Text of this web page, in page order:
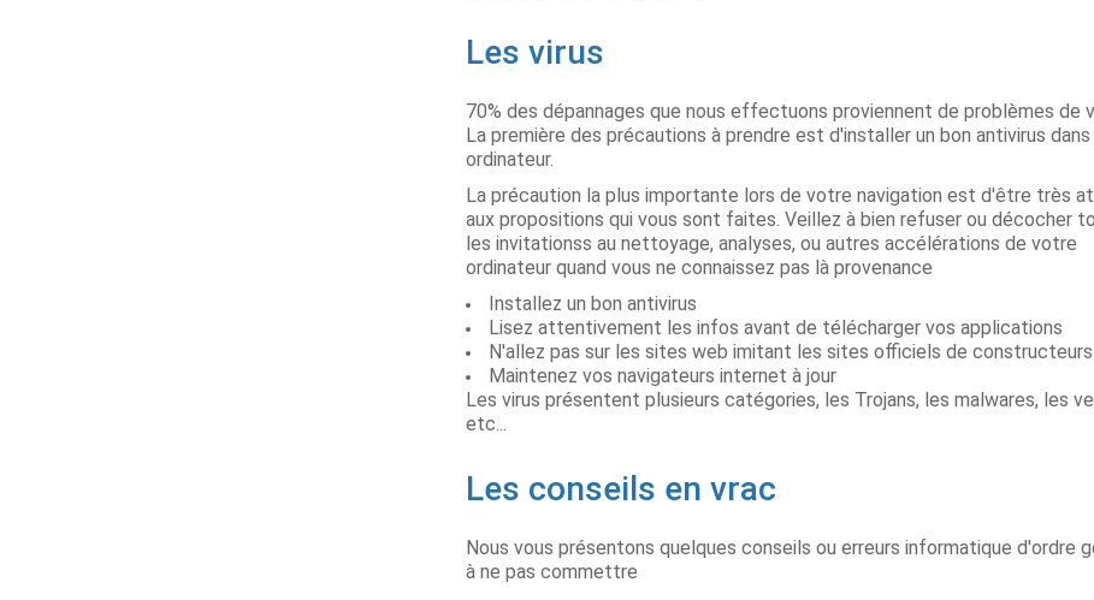
Les virus
70% des dépannages que nous effectuons proviennent de problèmes de
La première des précautions à prendre est d'installer un bon antivirus
ordinateur.
La précaution la plus importante lors de votre navigation est d'être très
aux propositions qui vous sont faites. Veillez à bien refuser ou décocher
les invitationss au nettoyage, analyses, ou autres accélérations de votre
ordinateur quand vous ne connaissez pas là provenance
Installez un bon antivirus
Lisez attentivement les infos avant de télécharger vos applications
N'allez pas sur les sites web imitant les sites officiels de constructeurs
Maintenez vos navigateurs internet à jour
Les virus présentent plusieurs catégories, les Trojans, les malwares, les
etc...
Les conseils en vrac
Nous vous présentons quelques conseils ou erreurs informatique d'ordre
à ne pas commettre